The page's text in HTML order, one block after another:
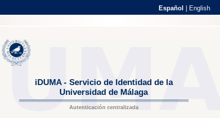
Español English
iDUMA - Servicio de Identidad de la
Universidad de Málaga
Autenticación centralizada